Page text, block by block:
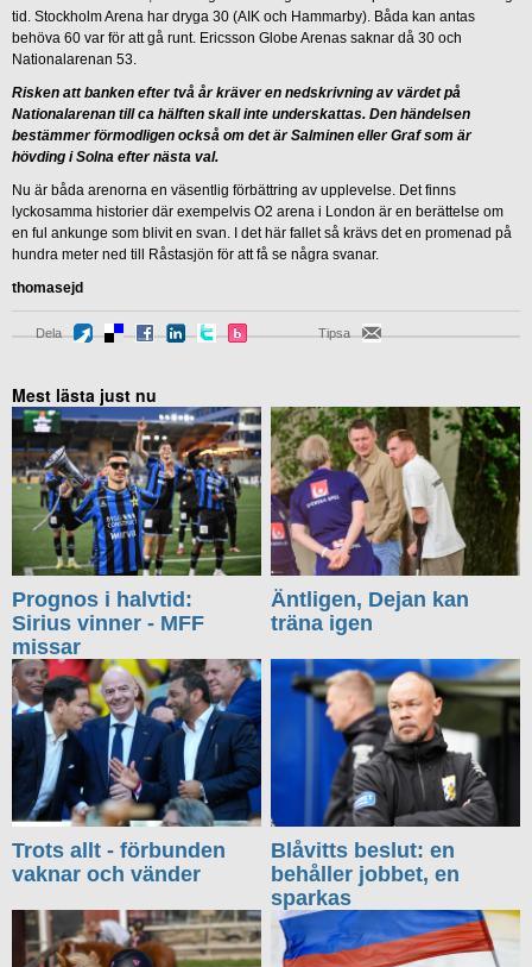
tid. Stockholm Arena har dryga 30 (AIK och Hammarby). Båda kan antas
behöva 60 var för att gå runt. Ericsson Globe Arenas saknar då 30 och
Nationalarenan 53.
Risken att banken efter två år kräver en nedskrivning av värdet på
Nationalarenan till ca hälften skall inte underskattas. Den händelsen
bestämmer förmodligen också om det är Salminen eller Graf som är
hövding i Solna efter nästa val.
Nu är båda arenorna en väsentlig förbättring av upplevelse. Det finns
lyckosamma historier där exempelvis O2 arena i London är en berättelse om
en ful ankunge som blivit en svan. I det här fallet så krävs det en promenad på
hundra meter ned till Råstasjön för att få se några svanar.
thomasejd
Dela Tipsa
Mest lästa just nu
Prognos i halvtid:
Sirius vinner - MFF
missar
Äntligen, Dejan kan
träna igen
Trots allt - förbunden
vaknar och vänder
Blåvitts beslut: en
behåller jobbet, en
sparkas